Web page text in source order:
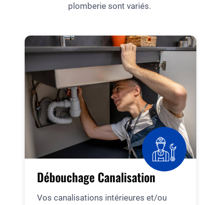
plomberie sont variés.
Débouchage Canalisation
Vos canalisations intérieures et/ou